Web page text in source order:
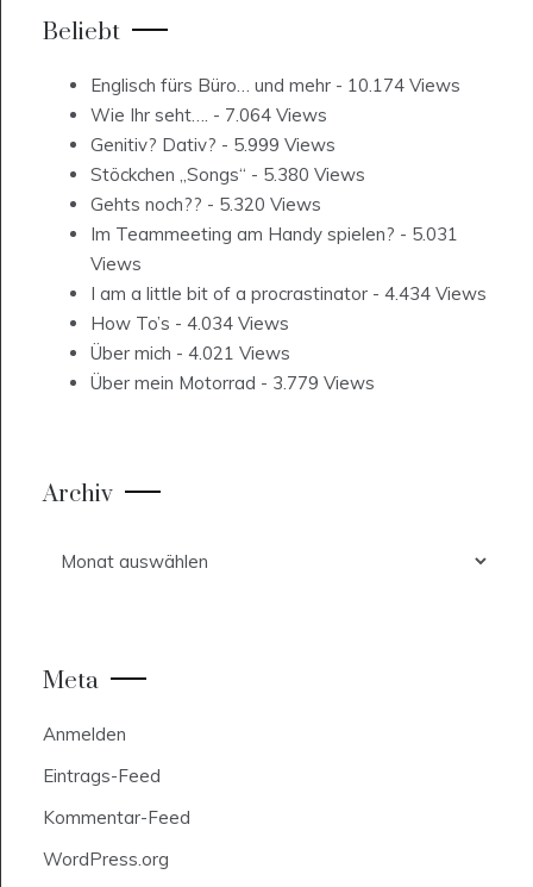
Beliebt
Englisch fürs Büro… und mehr - 10.174 Views
Wie Ihr seht…. - 7.064 Views
Genitiv? Dativ? - 5.999 Views
Stöckchen „Songs“ - 5.380 Views
Gehts noch?? - 5.320 Views
Im Teammeeting am Handy spielen? - 5.031
Views
I am a little bit of a procrastinator - 4.434 Views
How To’s - 4.034 Views
Über mich - 4.021 Views
Über mein Motorrad - 3.779 Views
Archiv
Meta
Anmelden
Eintrags-Feed
Kommentar-Feed
WordPress.org